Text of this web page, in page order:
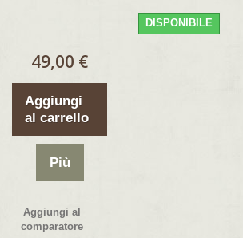
DISPONIBILE
49,00 €
Aggiungi
al carrello
Più
Aggiungi al
comparatore